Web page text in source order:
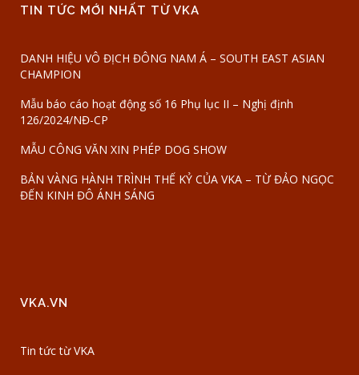
TIN TỨC MỚI NHẤT TỪ VKA
DANH HIỆU VÔ ĐỊCH ĐÔNG NAM Á – SOUTH EAST ASIAN
CHAMPION
Mẫu báo cáo hoạt động số 16 Phụ lục II – Nghị định
126/2024/NĐ-CP
MẪU CÔNG VĂN XIN PHÉP DOG SHOW
BẢN VÀNG HÀNH TRÌNH THẾ KỶ CỦA VKA – TỪ ĐẢO NGỌC
ĐẾN KINH ĐÔ ÁNH SÁNG
VKA.VN
Tin tức từ VKA